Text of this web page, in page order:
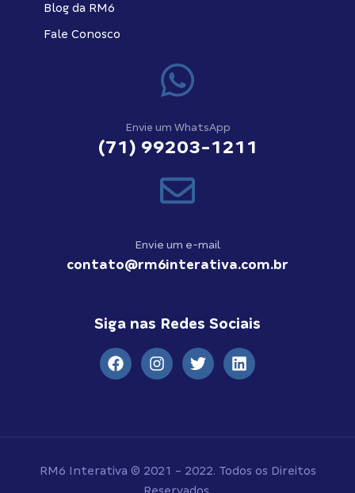
Blog da RM6
Fale Conosco
Envie um WhatsApp
(71) 99203-1211
Envie um e-mail
contato@rm6interativa.com.br
Siga nas Redes Sociais
RM6 Interativa © 2021 - 2022. Todos os Direitos
Reservados.